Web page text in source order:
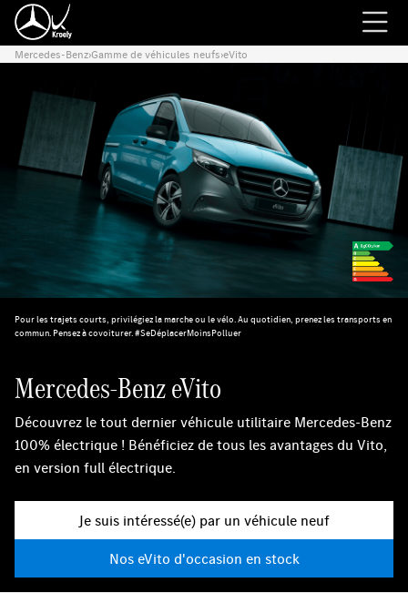
Mercedes-Benz›Gamme de véhicules neufs›eVito
Mercedes-Benz eVito
Découvrez le tout dernier véhicule utilitaire Mercedes-Benz
100% électrique ! Bénéficiez de tous les avantages du Vito,
en version full électrique.
Je suis intéressé(e) par un véhicule neuf
Nos eVito d'occasion en stock
Pour les trajets courts, privilégiez la marche ou le vélo. Au quotidien, prenez les transports en
commun. Pensez à covoiturer. #SeDéplacerMoinsPolluer